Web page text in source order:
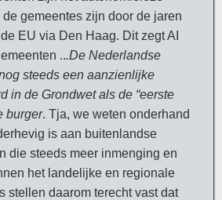
gemeentes zijn door de jaren
EU via Den Haag. Dit zegt AI
...De Nederlandse
steeds een aanzienlijke
in de Grondwet als de “eerste
burger. Tja, we weten onderhand
is aan buitenlandse
die steeds meer inmenging en
het landelijke en regionale
stellen daarom terecht vast dat